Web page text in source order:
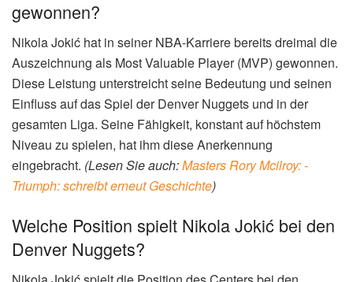
gewonnen?
Nikola Jokić hat in seiner NBA-Karriere bereits dreimal die
Auszeichnung als Most Valuable Player (MVP) gewonnen.
Diese Leistung unterstreicht seine Bedeutung und seinen
Einfluss auf das Spiel der Denver Nuggets und in der
gesamten Liga. Seine Fähigkeit, konstant auf höchstem
Niveau zu spielen, hat ihm diese Anerkennung
eingebracht. (Lesen Sie auch:Masters Rory Mcilroy: -
Triumph: schreibt erneut Geschichte)
Welche Position spielt Nikola Jokić bei den
Denver Nuggets?